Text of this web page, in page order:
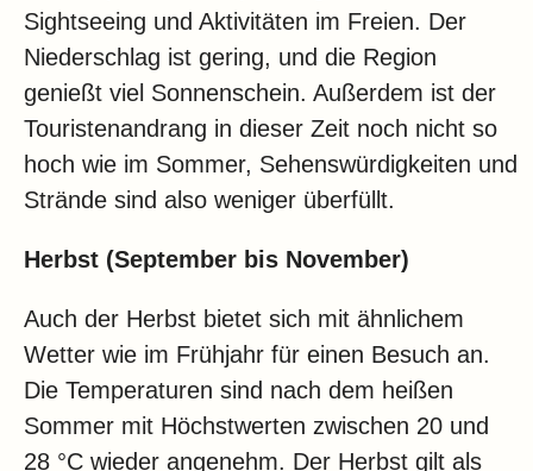
Sightseeing und Aktivitäten im Freien. Der
Niederschlag ist gering, und die Region
genießt viel Sonnenschein. Außerdem ist der
Touristenandrang in dieser Zeit noch nicht so
hoch wie im Sommer, Sehenswürdigkeiten und
Strände sind also weniger überfüllt.
Herbst (September bis November)
Auch der Herbst bietet sich mit ähnlichem
Wetter wie im Frühjahr für einen Besuch an.
Die Temperaturen sind nach dem heißen
Sommer mit Höchstwerten zwischen 20 und
28 °C wieder angenehm. Der Herbst gilt als